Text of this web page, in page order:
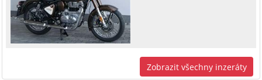
Zobrazit všechny inzeráty